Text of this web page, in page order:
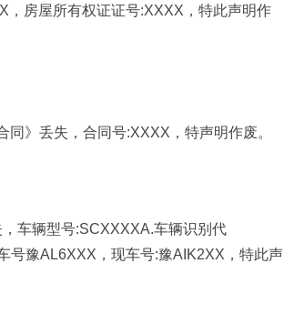
房屋所有权证证号:XXXX，特此声明作
》丢失，合同号:XXXX，特声明作废。
车辆型号:SCXXXXA.车辆识别代
号豫AL6XXX，现车号:豫AIK2XX，特此声